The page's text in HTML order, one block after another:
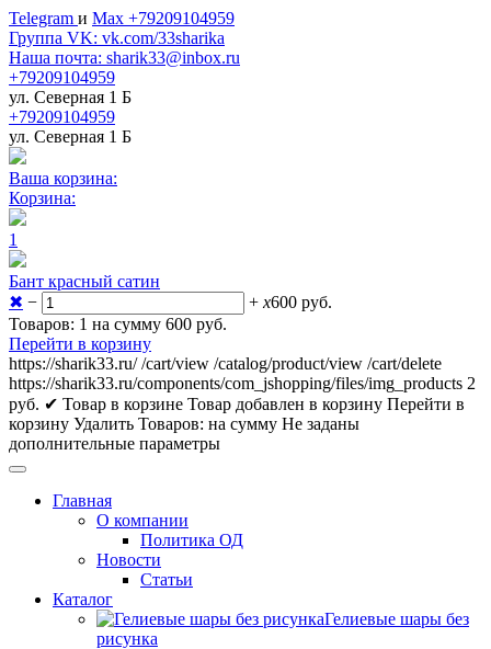
Telegram и Max +79209104959
Группа VK: vk.com/33sharika
Наша почта: sharik33@inbox.ru
+79209104959
ул. Северная 1 Б
+79209104959
ул. Северная 1 Б
Ваша корзина:
Корзина:
1
Бант красный сатин
✖ − + x600 руб.
Товаров: 1 на сумму 600 руб.
Перейти в корзину
https://sharik33.ru/ /cart/view /catalog/product/view /cart/delete
https://sharik33.ru/components/com_jshopping/files/img_products 2
руб. ✔ Товар в корзине Товар добавлен в корзину Перейти в
корзину Удалить Товаров: на сумму Не заданы
дополнительные параметры
Главная
О компании
Политика ОД
Новости
Статьи
Каталог
Гелиевые шары без
рисунка